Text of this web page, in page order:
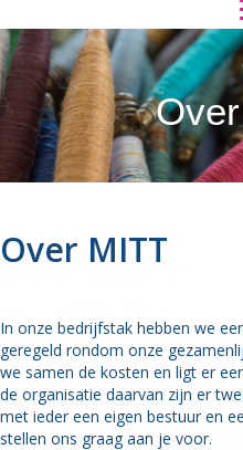
Over MITT
In onze bedrijfstak hebben we
geregeld rondom onze
we samen de kosten en ligt er
de organisatie daarvan zijn er
met ieder een eigen bestuur en
stellen ons graag aan je voor.